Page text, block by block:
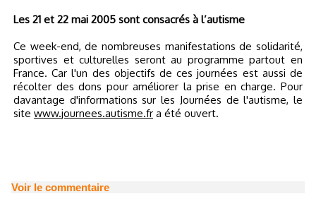
Les 21 et 22 mai 2005 sont consacrés à l’autisme
Ce week-end, de nombreuses manifestations de solidarité,
sportives et culturelles seront au programme partout en
France. Car l'un des objectifs de ces journées est aussi de
récolter des dons pour améliorer la prise en charge. Pour
davantage d'informations sur les Journées de l'autisme, le
site www.journees.autisme.fr a été ouvert.
Voir le commentaire